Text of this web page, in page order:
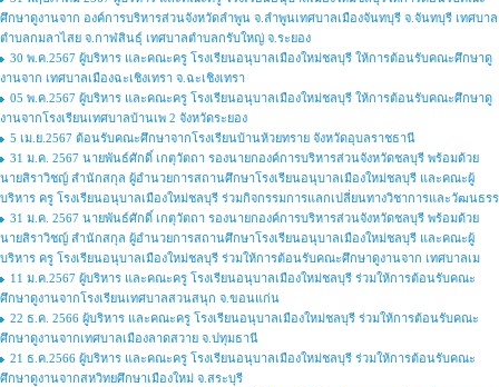
ศึกษาดูงานจาก องค์การบริหารส่วนจังหวัดลำพูน จ.ลำพูนเทศบาลเมืองจันทบุรี จ.จันทบุรี เทศบาล
ตำบลกมลาไสย จ.กาฬสินธุ์ เทศบาลตำบลกรับใหญ่ จ.ระยอง
30 พ.ค.2567 ผู้บริหาร และคณะครู โรงเรียนอนุบาลเมืองใหม่ชลบุรี ให้การต้อนรับคณะศึกษาดู
งานจาก เทศบาลเมืองฉะเชิงเทรา จ.ฉะเชิงเทรา
05 พ.ค.2567 ผู้บริหาร และคณะครู โรงเรียนอนุบาลเมืองใหม่ชลบุรี ให้การต้อนรับคณะศึกษาดู
งานจากโรงเรียนเทศบาลบ้านเพ 2 จังหวัดระยอง
5 เม.ย.2567 ต้อนรับคณะศึกษาจากโรงเรียนบ้านห้วยทราย จังหวัดอุบลราชธานี
31 ม.ค. 2567 นายพันธ์ศักดิ์ เกตุวัตถา รองนายกองค์การบริหารส่วนจังหวัดชลบุรี พร้อมด้วย
นายสิราวิชญ์ สำนักสกุล ผู้อำนวยการสถานศึกษาโรงเรียนอนุบาลเมืองใหม่ชลบุรี และคณะผู้
บริหาร ครู โรงเรียนอนุบาลเมืองใหม่ชลบุรี ร่วมกิจกรรมการแลกเปลี่ยนทางวิชาการและวัฒนธรร
31 ม.ค. 2567 นายพันธ์ศักดิ์ เกตุวัตถา รองนายกองค์การบริหารส่วนจังหวัดชลบุรี พร้อมด้วย
นายสิราวิชญ์ สำนักสกุล ผู้อำนวยการสถานศึกษาโรงเรียนอนุบาลเมืองใหม่ชลบุรี และคณะผู้
บริหาร ครู โรงเรียนอนุบาลเมืองใหม่ชลบุรี ร่วมให้การต้อนรับคณะศึกษาดูงานจาก เทศบาลเม
11 ม.ค.2567 ผู้บริหาร และคณะครู โรงเรียนอนุบาลเมืองใหม่ชลบุรี ร่วมให้การต้อนรับคณะ
ศึกษาดูงานจากโรงเรียนเทศบาลสวนสนุก จ.ขอนแก่น
22 ธ.ค. 2566 ผู้บริหาร และคณะครู โรงเรียนอนุบาลเมืองใหม่ชลบุรี ร่วมให้การต้อนรับคณะ
ศึกษาดูงานจากเทศบาลเมืองลาดสวาย จ.ปทุมธานี
21 ธ.ค.2566 ผู้บริหาร และคณะครู โรงเรียนอนุบาลเมืองใหม่ชลบุรี ร่วมให้การต้อนรับคณะ
ศึกษาดูงานจากสหวิทยศึกษาเมืองใหม่ จ.สระบุรี